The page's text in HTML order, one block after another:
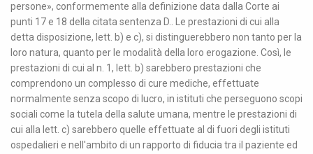
persone», conformemente alla definizione data dalla Corte ai
punti 17 e 18 della citata sentenza D.. Le prestazioni di cui alla
detta disposizione, lett. b) e c), si distinguerebbero non tanto per la
loro natura, quanto per le modalità della loro erogazione. Così, le
prestazioni di cui al n. 1, lett. b) sarebbero prestazioni che
comprendono un complesso di cure mediche, effettuate
normalmente senza scopo di lucro, in istituti che perseguono scopi
sociali come la tutela della salute umana, mentre le prestazioni di
cui alla lett. c) sarebbero quelle effettuate al di fuori degli istituti
ospedalieri e nell'ambito di un rapporto di fiducia tra il paziente ed